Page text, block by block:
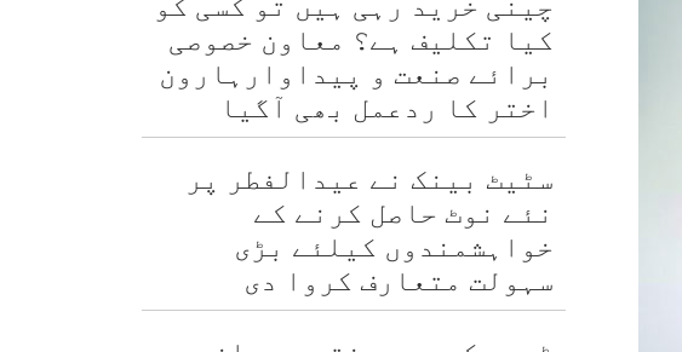
چینی خرید رہی ہیں تو کسی کو
کیا تکلیف ہے؟ معاون خصوصی
برائے صنعت و پیداوارہارون
اختر کا ردعمل بھی آگیا
سٹیٹ بینک نے عیدالفطر پر
نئے نوٹ حاصل کرنے کے
خواہشمندوں کیلئے بڑی
سہولت متعارف کروا دی